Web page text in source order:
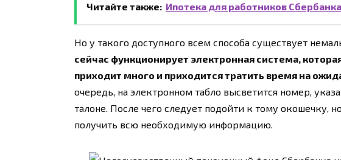
Читайте также: Ипотека для работников Сбербанка
Но у такого доступного всем способа существует
сейчас функционирует электронная система,
приходит много и приходится тратить время на
очередь, на электронном табло высветится номер,
талоне. После чего следует подойти к тому окошечку,
получить всю необходимую информацию.